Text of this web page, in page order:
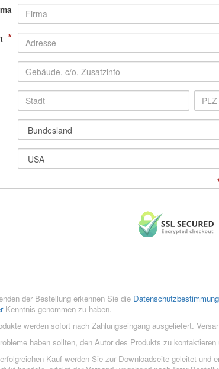
*
der Bestellung erkennen Sie die
Kenntnis genommen zu haben.
werden sofort nach Zahlungseingang ausgeliefert.
haben sollten, den Autor des Produkts zu
Kauf werden Sie zur Downloadseite geleitet